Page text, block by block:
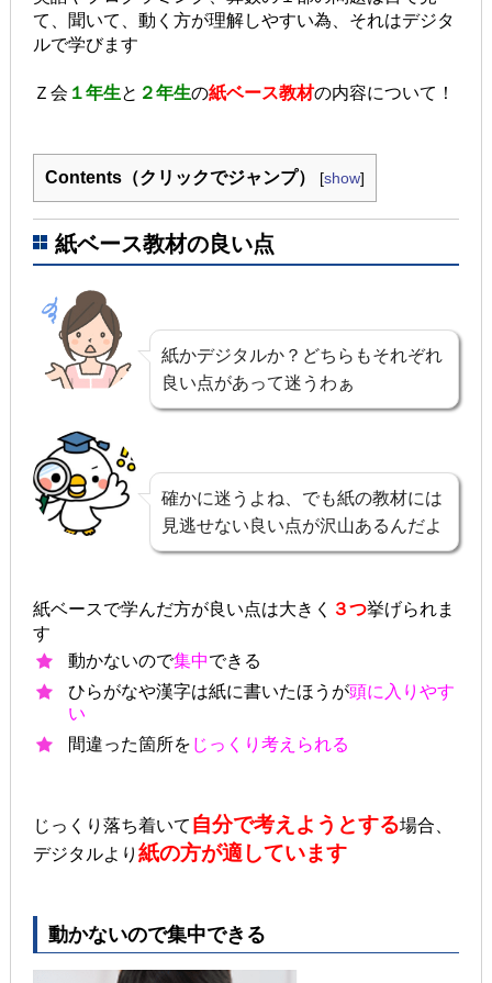
て、聞いて、動く方が理解しやすい為、それはデジタ
ルで学びます
Ｚ会 １年生と ２年生の紙ベース教材の内容について！
Contents（クリックでジャンプ） [show]
紙ベース教材の良い点
紙かデジタルか？どちらもそれぞれ
良い点があって迷うわぁ
確かに迷うよね、でも紙の教材には
見逃せない良い点が沢山あるんだよ
紙ベースで学んだ方が良い点は大きく ３つ挙げられま
す
動かないので集中できる
ひらがなや漢字は紙に書いたほうが頭に入りやす
い
間違った箇所を じっくり考えられる
じっくり落ち着いて 自分で考えようとする場合、
デジタルより 紙の方が適しています
動かないので集中できる